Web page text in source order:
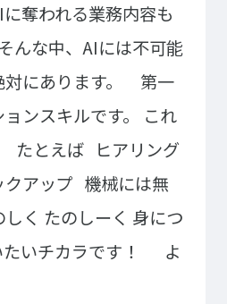
キャリアセンター
部活・クラブ紹介
奪われる業務内容も
そんな中、AIには不可能
にあります。
第一
ンスキルです。
これ
たとえば ヒアリング
アップ 機械には無
く たのしーく 身につ
いチカラです！
よ